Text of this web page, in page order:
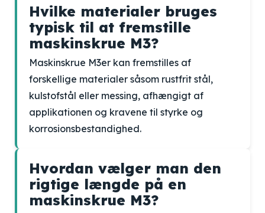
Hvilke materialer bruges
typisk til at fremstille
maskinskrue M3?
Maskinskrue M3er kan fremstilles af
forskellige materialer såsom rustfrit stål,
kulstofstål eller messing, afhængigt af
applikationen og kravene til styrke og
korrosionsbestandighed.
Hvordan vælger man den
rigtige længde på en
maskinskrue M3?